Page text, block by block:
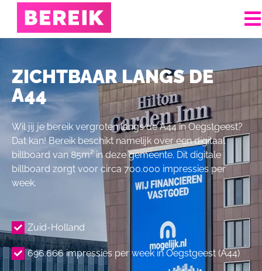
ZICHTBAAR LANGS DE
A44
Wil jij je bereik vergroten langs de A44 in Oegstgeest?
Dat kan! Bereik beschikt namelijk over een digitaal
billboard van 85m² in deze gemeente. Dit digitale
billboard zorgt voor circa 700.000 impressies per
week.
Zuid-Holland
696.666 impressies per week in Oegstgeest (A44)